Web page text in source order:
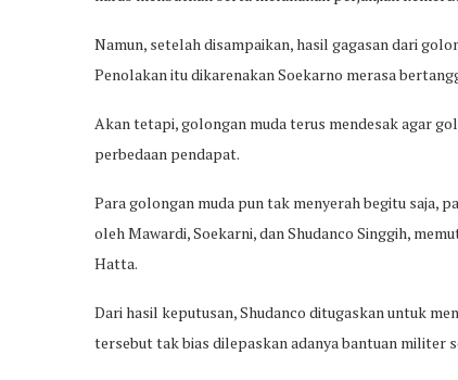
Namun, setelah disampaikan, hasil gagasan dari
Penolakan itu dikarenakan Soekarno merasa
Akan tetapi, golongan muda terus mendesak agar
perbedaan pendapat.
Para golongan muda pun tak menyerah begitu saja,
oleh Mawardi, Soekarni, dan Shudanco Singgih,
Hatta.
Dari hasil keputusan, Shudanco ditugaskan untuk
tersebut tak bias dilepaskan adanya bantuan militer